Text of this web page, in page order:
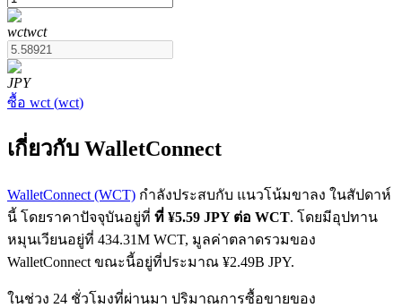
ฟิวเจอร์สที่ใช้ USDT เป็นหลักประกัน
ฟิวเจอร์ส COIN-M
ฟิวเจอร์สสกุลเงินดิจิทัล
wctwct
JPY
ซื้อ wct (wct)
เกี่ยวกับ WalletConnect
WalletConnect (WCT) กำลังประสบกับ แนวโน้มขาลง ในสัปดาห์
นี้ โดยราคาปัจจุบันอยู่ที่ ที่ ¥5.59 JPY ต่อ WCT. โดยมีอุปทาน
หมุนเวียนอยู่ที่ 434.31M WCT, มูลค่าตลาดรวมของ
WalletConnect ขณะนี้อยู่ที่ประมาณ ¥2.49B JPY.
ในช่วง 24 ชั่วโมงที่ผ่านมา ปริมาณการซื้อขายของ